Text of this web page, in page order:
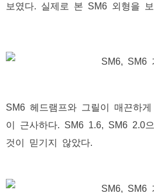
보였다. 실제로 본 SM6 외형을 보
SM6 헤드램프와 그릴이 매끈하
이 근사하다. SM6 1.6, SM6 2.0
것이 믿기지 않았다.